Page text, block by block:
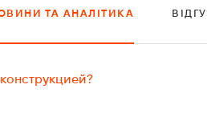
ТА АНАЛІТИКА